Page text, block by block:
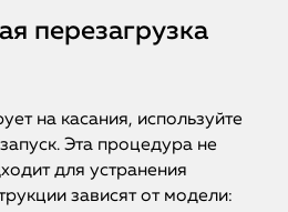
перезагрузка
на касания, используйте
Эта процедура не
для устранения
зависят от модели: